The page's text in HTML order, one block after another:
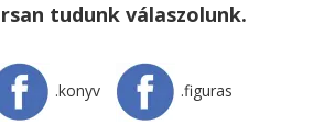
tudunk válaszolunk.
.konyv .figuras